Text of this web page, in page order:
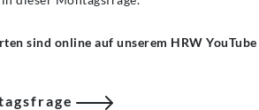
sind online auf unserem HRW YouTube